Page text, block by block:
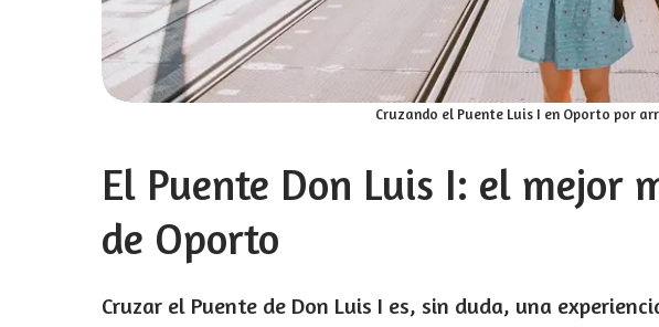
Cruzando el Puente Luis I en Oporto por
El Puente Don Luis I: el mejor
de Oporto
Cruzar el Puente de Don Luis I es, sin duda, una